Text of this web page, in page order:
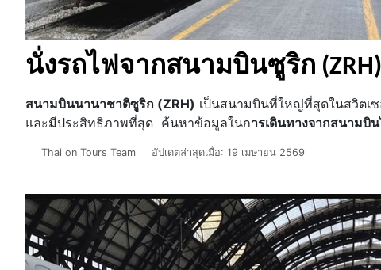
นั่งรถไฟจากสนามบินซูริก
สนามบินนานาชาติซูริก (ZRH) เป็นสนามบินที่ใหญ่ที่สุดในสวิตเซ
และมีประสิทธิภาพที่สุด ค้นหาข้อมูลในการเดินทางจากสนามบิ
รายละเอียด
Thai on Tours Team อัปเดตล่าสุดเมื่อ: 19 เมษายน 2569